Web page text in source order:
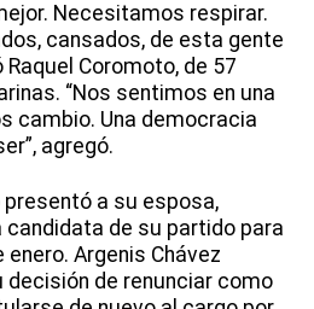
Necesitamos respirar.
cansados, de esta gente
Coromoto, de 57
“Nos sentimos en una
cambio. Una democracia
agregó.
presentó a su esposa,
candidata de su partido para
Argenis Chávez
de renunciar como